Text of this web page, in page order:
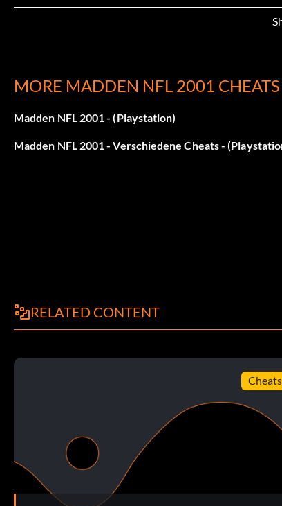
Dies ist nicht wirklich ein Cheat, aber es kann dir
machst, wähle einen Onside Kick, jetzt wähle einen
roter Pfeil, den du so weit wie möglich nach links
herlaufen und ihn aufheben, oder einer deiner
112 Punkte einbringen kann.
Hol dir den Ball zuerst
Start bevor der Münzwurf beginnt. Jetzt sollten Sie
Münzwurf gewinnen
Wenn Sie die Gastmannschaft sind, drücken Sie
Saison-Gehaltsobergrenze
MORE MADDEN NFL 2001 CHEATS
Madden NFL 2001 - (Playstation)
Madden NFL 2001 - Verschiedene Cheats -
RELATED CONTENT
Cheats